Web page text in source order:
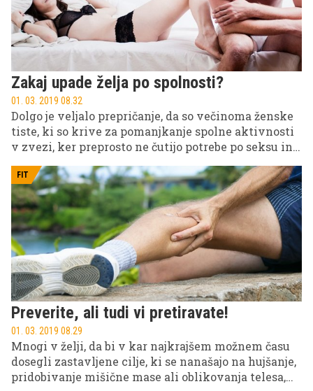
koristnim ter sedite na kolo za zdravo telo!
Zakaj upade želja po spolnosti?
01. 03. 2019 08.32
Dolgo je veljalo prepričanje, da so večinoma ženske
tiste, ki so krive za pomanjkanje spolne aktivnosti
v zvezi, ker preprosto ne čutijo potrebe po seksu in
spopada tudi vedno več predstavnikov moškega
spola.
FIT
Preverite, ali tudi vi pretiravate!
01. 03. 2019 08.29
Mnogi v želji, da bi v kar najkrajšem možnem času
dosegli zastavljene cilje, ki se nanašajo na hujšanje,
pridobivanje mišične mase ali oblikovanja telesa,